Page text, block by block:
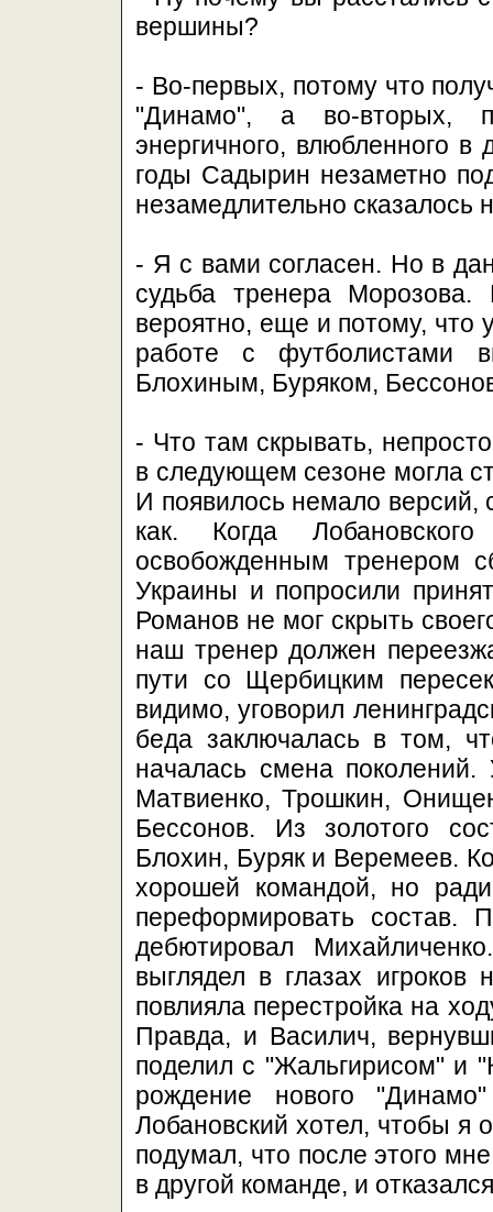
вершины?
- Во-первых, потому что
"Динамо", а во-вторых,
энергичного, влюбленного
годы Садырин незаметно
незамедлительно сказалось
- Я с вами согласен. Но в
судьба тренера
вероятно, еще и потому, что
работе с футболистами
Блохиным, Буряком,
- Что там скрывать,
в следующем сезоне могла
И появилось немало
как. Когда
освобожденным тренером
Украины и попросили
Романов не мог скрыть
наш тренер должен
пути со Щербицким
видимо, уговорил
беда заключалась в том,
началась смена
Матвиенко, Трошкин,
Бессонов. Из золотого
Блохин, Буряк и Веремеев.
хорошей командой, но
переформировать состав.
дебютировал
выглядел в глазах
повлияла перестройка на
Правда, и Василич,
поделил с "Жальгирисом" и
рождение нового
Лобановский хотел, чтобы я
подумал, что после этого
в другой команде, и